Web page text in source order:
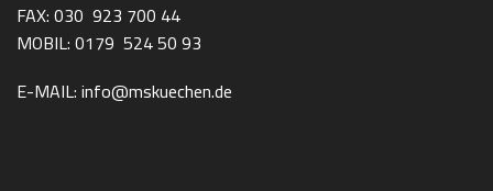
FAX: 030 923 700 44
MOBIL: 0179 524 50 93
E-MAIL: info@mskuechen.de